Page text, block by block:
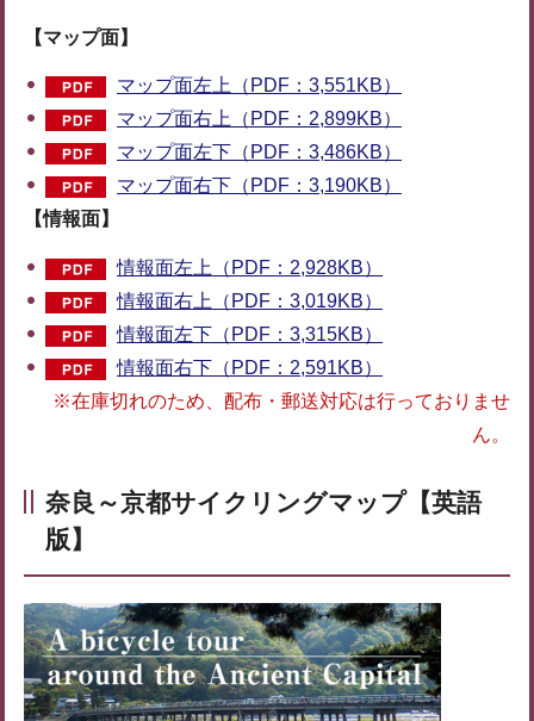
【マップ面】
マップ面左上（PDF：3,551KB）
マップ面右上（PDF：2,899KB）
マップ面左下（PDF：3,486KB）
マップ面右下（PDF：3,190KB）
【情報面】
情報面左上（PDF：2,928KB）
情報面右上（PDF：3,019KB）
情報面左下（PDF：3,315KB）
情報面右下（PDF：2,591KB）
※在庫切れのため、配布・郵送対応は行っておりませ
ん。
奈良～京都サイクリングマップ【英語
版】